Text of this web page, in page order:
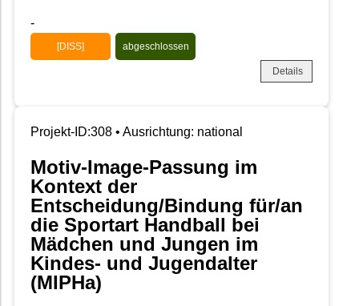
-
[DISS] abgeschlossen
Details
Projekt-ID:308 • Ausrichtung: national
Motiv-Image-Passung im
Kontext der
Entscheidung/Bindung für/an
die Sportart Handball bei
Mädchen und Jungen im
Kindes- und Jugendalter
(MIPHa)